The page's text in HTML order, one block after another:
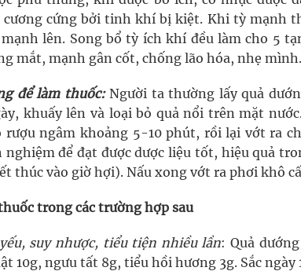
cương cứng bởi tinh khí bị kiệt. Khi tỳ mạnh
lên. Song bổ tỳ ích khí đều làm cho 5
mắt, mạnh gân cốt, chống lão hóa, nhẹ
để làm thuốc:Người ta thường lấy quả
khuấy lên và loại bỏ quả nổi trên mặt
ngâm khoảng 5-10 phút, rồi lại vớt ra
để đạt được dược liệu tốt, hiệu quả
thúc vào giờ hợi). Nấu xong vớt ra phơi khô
trong các trường hợp sau
suy nhược, tiểu tiện nhiều lần: Quả
10g, ngưu tất 8g, tiểu hồi hương 3g. Sắc ngày